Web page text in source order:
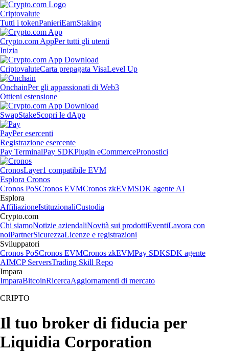
Criptovalute
Tutti i tokenPanieriEarnStaking
Crypto.com AppPer tutti gli utenti
Inizia
CriptovaluteCarta prepagata VisaLevel Up
OnchainPer gli appassionati di Web3
Ottieni estensione
SwapStakeScopri le dApp
PayPer esercenti
Registrazione esercente
Pay TerminalPay SDKPlugin eCommercePronostici
CronosLayer1 compatibile EVM
Esplora Cronos
Cronos PoSCronos EVMCronos zkEVMSDK agente AI
Esplora
AffiliazioneIstituzionaliCustodia
Crypto.com
Chi siamoNotizie aziendaliNovità sui prodottiEventiLavora con
noiPartnerSicurezzaLicenze e registrazioni
Sviluppatori
Cronos PoSCronos EVMCronos zkEVMPay SDKSDK agente
AIMCP ServersTrading Skill Repo
Impara
ImparaBitcoinRicercaAggiornamenti di mercato
CRIPTO
Il tuo broker di fiducia per
Liquidia Corporation